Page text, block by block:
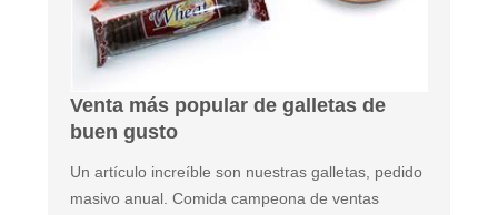
Venta más popular de galletas de
buen gusto
Un artículo increíble son nuestras galletas, pedido
masivo anual. Comida campeona de ventas